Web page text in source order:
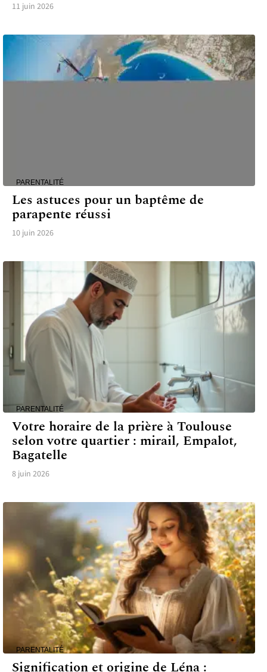
11 juin 2026
PARENTALITÉ
Les astuces pour un baptême de
parapente réussi
10 juin 2026
PARENTALITÉ
Votre horaire de la prière à Toulouse
selon votre quartier : mirail, Empalot,
Bagatelle
8 juin 2026
PARENTALITÉ
Signification et origine de Léna :